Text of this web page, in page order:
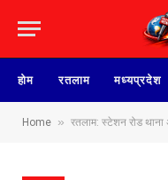
होम रतलाम मध्यप्रदेश
Home » रतलाम: स्टेशन रोड थाना अंतर्गत मुख्य पोस्ट ऑफिस में चोरी,7 लाख